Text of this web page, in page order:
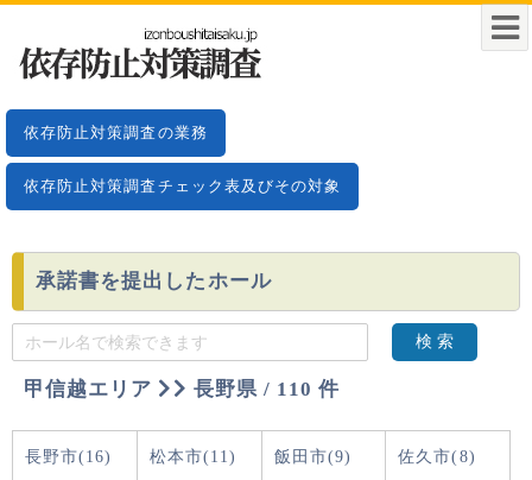
依存防止対策調査の業務
依存防止対策調査チェック表及びその対象
承諾書を提出したホール
検 索
甲信越エリア 長野県 / 110 件
長野市(16) 松本市(11) 飯田市(9) 佐久市(8)